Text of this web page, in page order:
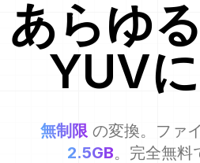
あらゆ
YUVに
無制限 の変換。ファ
2.5GB。完全無料